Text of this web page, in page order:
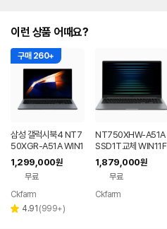
이런 상품 어때요?
구매 260+
삼성 갤럭시북4 NT7
50XGR-A51A WIN1
1 FPP(버젼UP설치)
업무용 학생용 사무용
노트북 문스톤그레이
1,299,000원
무료
페이
Ckfarm
별 4.91 리
(999+)
NT750XHW-A51A
SSD1T교체 WIN11F
PP(버젼UP설치) 삼성
전자 갤럭시북5 노트
1,879,000원
무료
Ckfarm